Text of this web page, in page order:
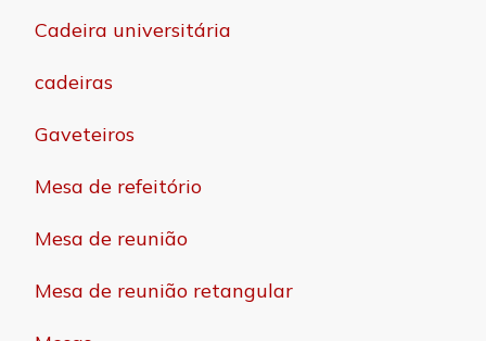
Cadeira universitária
cadeiras
Gaveteiros
Mesa de refeitório
Mesa de reunião
Mesa de reunião retangular